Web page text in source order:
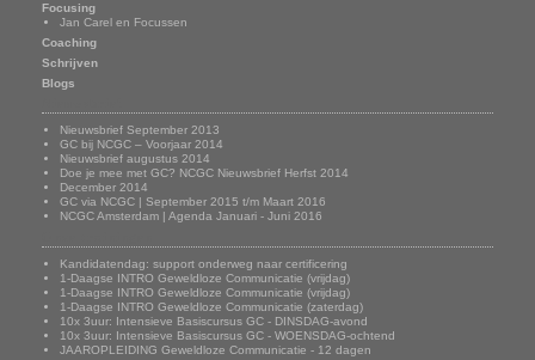
Focusing
Jan Carel en Focussen
Coaching
Schrijven
Blogs
Nieuwsbrief September 2013
GC bij NCGC – Voorjaar 2014
Nieuwsbrief augustus 2014
Doe je mee met GC? NCGC Nieuwsbrief Herfst 2014
December 2014
GC via NCGC | September 2015 t/m Maart 2016
NCGC Amsterdam | Agenda Januari - Juni 2016
Kandidatendag: support onderweg naar certificering
1-Daagse INTRO Geweldloze Communicatie (vrijdag)
1-Daagse INTRO Geweldloze Communicatie (vrijdag)
1-Daagse INTRO Geweldloze Communicatie (zaterdag)
10x 3uur: Intensieve Basiscursus GC - DINSDAG-avond
10x 3uur: Intensieve Basiscursus GC - WOENSDAG-ochtend
JAAROPLEIDING Geweldloze Communicatie - 12 dagen